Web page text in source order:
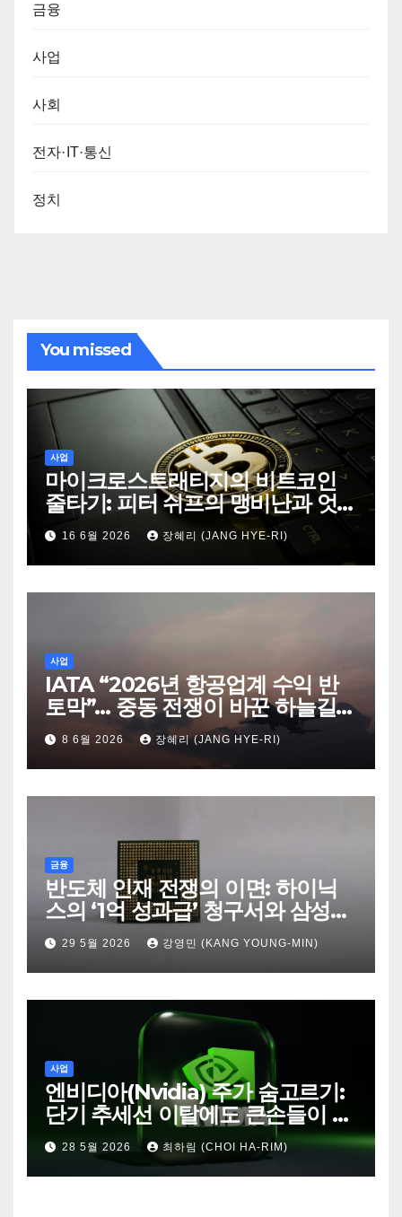
금융
사업
사회
전자·IT·통신
정치
You missed
사업
마이크로스트래티지의 비트코인
줄타기: 피터 쉬프의 맹비난과 엇
갈린 시장의 시선
16 6월 2026 장혜리 (JANG HYE-RI)
사업
IATA “2026년 항공업계 수익 반
토막”… 중동 전쟁이 바꾼 하늘길의
판도
8 6월 2026 장혜리 (JANG HYE-RI)
금융
반도체 인재 전쟁의 이면: 하이닉
스의 ‘1억 성과급’ 청구서와 삼성의
‘퇴사율 1%’ 항변
29 5월 2026 강영민 (KANG YOUNG-MIN)
사업
엔비디아(Nvidia) 주가 숨고르기:
단기 추세선 이탈에도 큰손들이 쥐
고 있는 이유
28 5월 2026 최하림 (CHOI HA-RIM)